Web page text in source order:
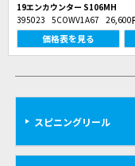
19エンカウンター S106MH
395023 5COWV1A67 26,600
価格表を見る
スピニングリール